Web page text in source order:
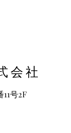
会社
号2F